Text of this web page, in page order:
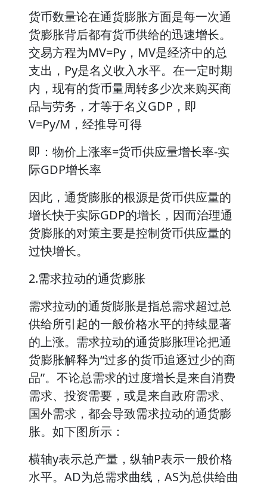
货币数量论在通货膨胀方面是每一次通
货膨胀背后都有货币供给的迅速增长。
交易方程为MV=Py，MV是经济中的总
支出，Py是名义收入水平。在一定时期
内，现有的货币量周转多少次来购买商
品与劳务，才等于名义GDP，即
V=Py/M，经推导可得
即：物价上涨率=货币供应量增长率-实
际GDP增长率
因此，通货膨胀的根源是货币供应量的
增长快于实际GDP的增长，因而治理通
货膨胀的对策主要是控制货币供应量的
过快增长。
2.需求拉动的通货膨胀
需求拉动的通货膨胀是指总需求超过总
供给所引起的一般价格水平的持续显著
的上涨。需求拉动的通货膨胀理论把通
货膨胀解释为“过多的货币追逐过少的商
品”。不论总需求的过度增长是来自消费
需求、投资需要，或是来自政府需求、
国外需求，都会导致需求拉动的通货膨
胀。如下图所示：
横轴y表示总产量，纵轴P表示一般价格
水平。AD为总需求曲线，AS为总供给曲